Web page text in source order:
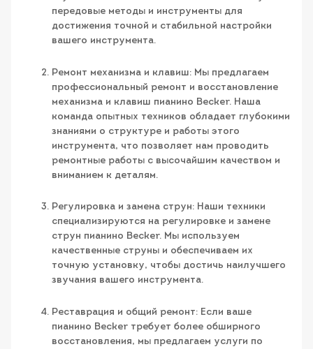
передовые методы и инструменты для
достижения точной и стабильной настройки
вашего инструмента.
Ремонт механизма и клавиш: Мы предлагаем
профессиональный ремонт и восстановление
механизма и клавиш пианино Becker. Наша
команда опытных техников обладает глубокими
знаниями о структуре и работы этого
инструмента, что позволяет нам проводить
ремонтные работы с высочайшим качеством и
вниманием к деталям.
Регулировка и замена струн: Наши техники
специализируются на регулировке и замене
струн пианино Becker. Мы используем
качественные струны и обеспечиваем их
точную установку, чтобы достичь наилучшего
звучания вашего инструмента.
Реставрация и общий ремонт: Если ваше
пианино Becker требует более обширного
восстановления, мы предлагаем услуги по